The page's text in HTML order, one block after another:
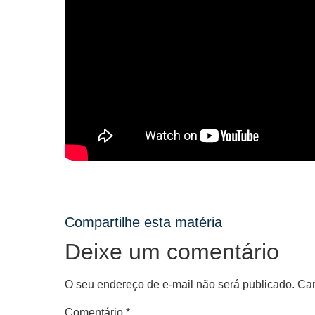
Compartilhe esta matéria
Deixe um comentário
O seu endereço de e-mail não será publicado.
Comentário *